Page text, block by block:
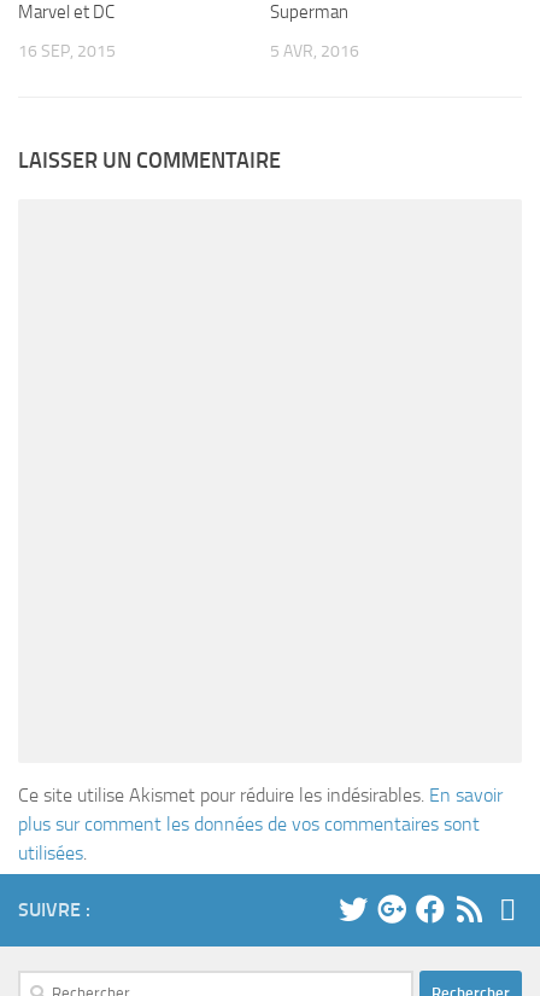
Marvel et DC
16 SEP, 2015
Superman
5 AVR, 2016
LAISSER UN COMMENTAIRE
Ce site utilise Akismet pour réduire les indésirables. En savoir
plus sur comment les données de vos commentaires sont
utilisées
SUIVRE :
Rechercher :